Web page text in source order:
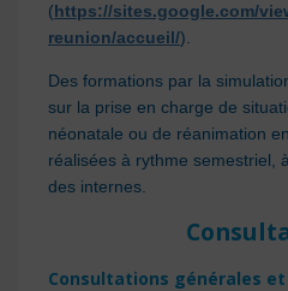
(https://sites.google.com/
reunion/accueil/).
Des formations par la
sur la prise en charge de
néonatale ou de réanimation
réalisées à rythme semestriel,
des internes.
Consultations générales et